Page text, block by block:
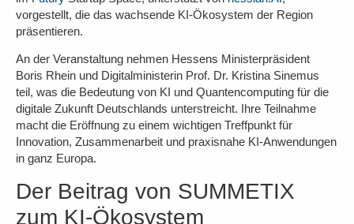
vorgestellt, die das wachsende KI-Ökosystem der Region
präsentieren.
An der Veranstaltung nehmen Hessens Ministerpräsident
Boris Rhein und Digitalministerin Prof. Dr. Kristina Sinemus
teil, was die Bedeutung von KI und Quantencomputing für die
digitale Zukunft Deutschlands unterstreicht. Ihre Teilnahme
macht die Eröffnung zu einem wichtigen Treffpunkt für
Innovation, Zusammenarbeit und praxisnahe KI-Anwendungen
in ganz Europa.
Der Beitrag von SUMMETIX
zum KI-Ökosystem